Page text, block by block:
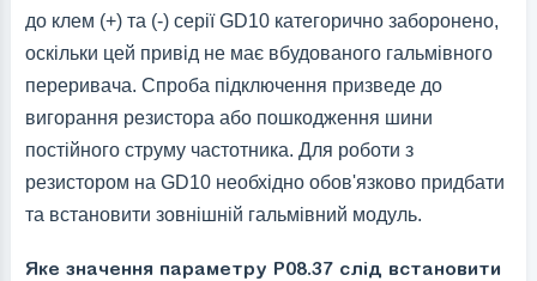
до клем (+) та (-) серії GD10 категорично заборонено,
оскільки цей привід не має вбудованого гальмівного
переривача. Спроба підключення призведе до
вигорання резистора або пошкодження шини
постійного струму частотника. Для роботи з
резистором на GD10 необхідно обов'язково придбати
та встановити зовнішній гальмівний модуль.
Яке значення параметру P08.37 слід встановити